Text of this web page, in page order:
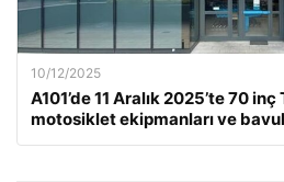
10/12/2025
A101’de 11 Aralık 2025’te 70
motosiklet ekipmanları ve bavul